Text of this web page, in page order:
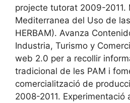
projecte tutorat 2009-2011.
Mediterranea del Uso de
HERBAM). Avanza
Industria, Turismo y
web 2.0 per a recollir
tradicional de les PAM i
comercialització de
2008-2011. Experimentació